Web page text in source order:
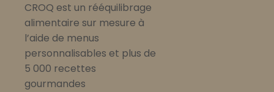
CROQ est un rééquilibrage
alimentaire sur mesure à
l’aide de menus
personnalisables et plus de
5 000 recettes
gourmandes